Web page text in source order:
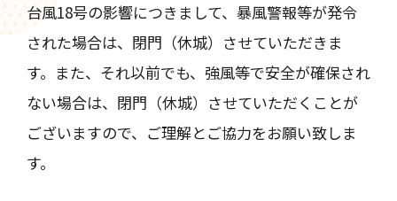
台風18号の影響につきまして、暴風警報等が発令
された場合は、閉門（休城）させていただきま
す。また、それ以前でも、強風等で安全が確保され
ない場合は、閉門（休城）させていただくことが
ございますので、ご理解とご協力をお願い致しま
す。